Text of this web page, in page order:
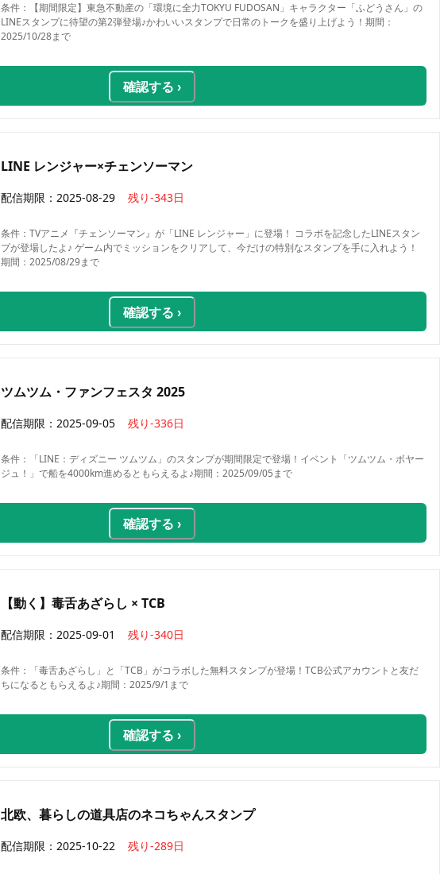
条件：
【期間限定】東急不動産の「環境に全力TOKYU FUDOSAN」キャラクター「ふどうさん」の
LINEスタンプに待望の第2弾登場♪かわいいスタンプで日常のトークを盛り上げよう！期間：
2025/10/28まで
確認する ›
LINE レンジャー×チェンソーマン
配信期限： 2025-08-29 残り-343日
条件： TVアニメ『チェンソーマン』が「LINE レンジャー」に登場！ コラボを記念したLINEスタン
プが登場したよ♪ ゲーム内でミッションをクリアして、今だけの特別なスタンプを手に入れよう！
期間：2025/08/29まで
確認する ›
ツムツム・ファンフェスタ 2025
配信期限： 2025-09-05 残り-336日
条件：
「LINE：ディズニー ツムツム」のスタンプが期間限定で登場！イベント「ツムツム・ボヤー
ジュ！」で船を4000km進めるともらえるよ♪期間：2025/09/05まで
確認する ›
【動く】毒舌あざらし × TCB
配信期限： 2025-09-01 残り-340日
条件：
「毒舌あざらし」と「TCB」がコラボした無料スタンプが登場！TCB公式アカウントと友だ
ちになるともらえるよ♪期間：2025/9/1まで
確認する ›
北欧、暮らしの道具店のネコちゃんスタンプ
配信期限： 2025-10-22 残り-289日